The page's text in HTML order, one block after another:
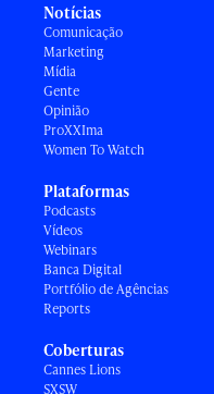
Notícias
Comunicação
Marketing
Mídia
Gente
Opinião
ProXXIma
Women To Watch
Plataformas
Podcasts
Vídeos
Webinars
Banca Digital
Portfólio de Agências
Reports
Coberturas
Cannes Lions
SXSW